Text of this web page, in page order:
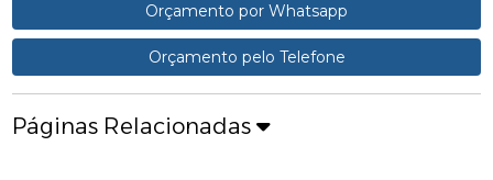
Orçamento por Whatsapp
Orçamento pelo Telefone
Páginas Relacionadas